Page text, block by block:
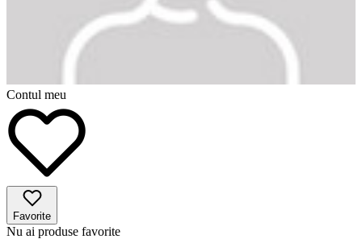
Contul meu
Favorite
Nu ai produse favorite